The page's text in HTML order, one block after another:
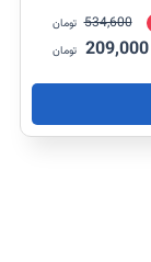
534,600 تومان
209,000 تومان